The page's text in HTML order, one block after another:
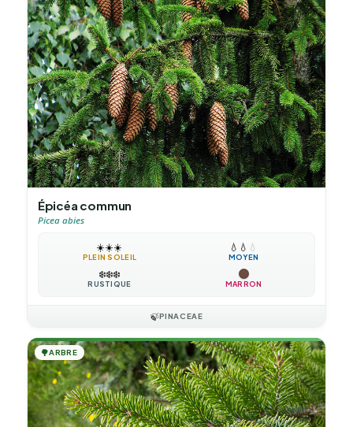
Épicéa commun
Picea abies
☀️☀️☀️
PLEIN SOLEIL
💧 💧 💧
MOYEN
❄️❄️❄️
RUSTIQUE MARRON
🍃PINACEAE
🌳ARBRE